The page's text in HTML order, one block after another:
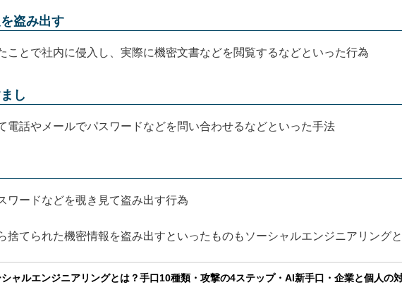
盗み出す
ことで社内に侵入し、実際に機密文書などを閲覧するなどといった行為
し
電話やメールでパスワードなどを問い合わせるなどといった手法
ワードなどを覗き見て盗み出す行為
捨てられた機密情報を盗み出すといったものもソーシャルエンジニアリングと
シャルエンジニアリングとは？手口10種類・攻撃の4ステップ・AI新手口・企業と個人の